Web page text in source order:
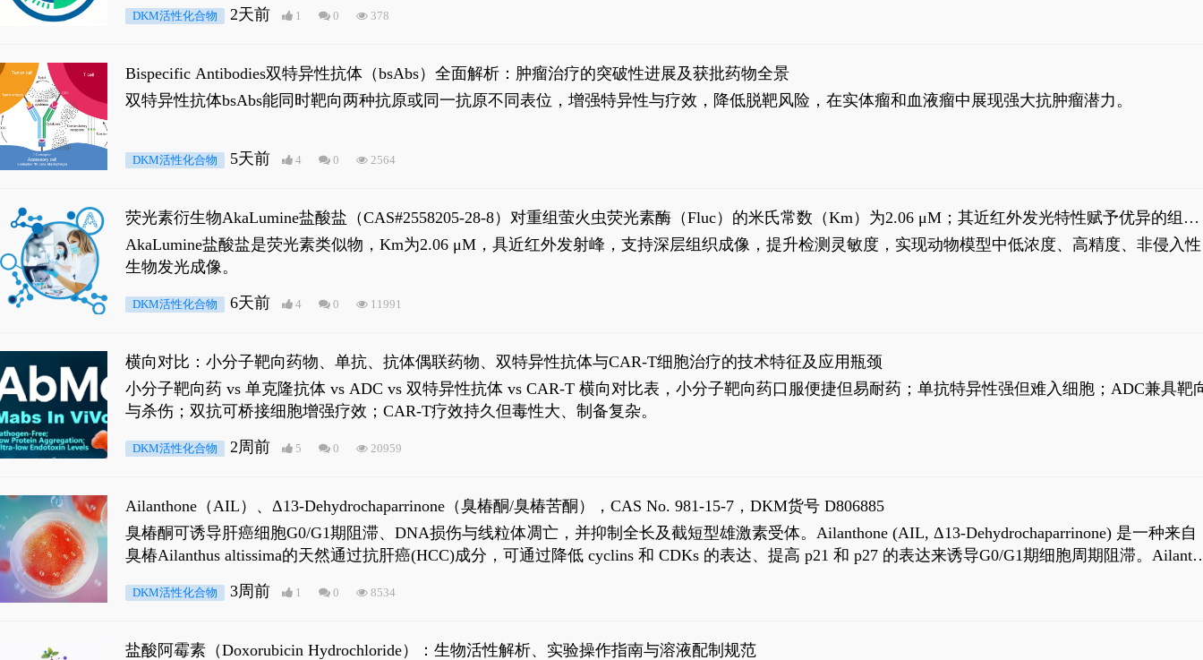
DKM活性化合物 2天前 1 0 378
Bispecific Antibodies双特异性抗体（bsAbs）全面解析：肿瘤治疗的突破性进展及获批药物全景
双特异性抗体bsAbs能同时靶向两种抗原或同一抗原不同表位，增强特异性与疗效，降低脱靶风险，在实体瘤和血液瘤中展现强大抗肿瘤潜力。
DKM活性化合物 5天前 4 0 2564
荧光素衍生物AkaLumine盐酸盐（CAS#2558205-28-8）对重组萤火虫荧光素酶（Fluc）的米氏常数（Km）为2.06 μM；其近红外发光特性赋予优异的组织
穿透能力，大幅增强成像信噪比，从而实现活体动物模型中极低给药剂量下的高灵敏度、非侵入式生物发光动态追踪。
AkaLumine盐酸盐是荧光素类似物，Km为2.06 μM，具近红外发射峰，支持深层组织成像，提升检测灵敏度，实现动物模型中低浓度、高精度、非侵入性
生物发光成像。
DKM活性化合物 6天前 4 0 11991
横向对比：小分子靶向药物、单抗、抗体偶联药物、双特异性抗体与CAR-T细胞治疗的技术特征及应用瓶颈
小分子靶向药 vs 单克隆抗体 vs ADC vs 双特异性抗体 vs CAR-T 横向对比表，小分子靶向药口服便捷但易耐药；单抗特异性强但难入细胞；ADC兼具靶
与杀伤；双抗可桥接细胞增强疗效；CAR-T疗效持久但毒性大、制备复杂。
DKM活性化合物 2周前 5 0 20959
Ailanthone（AIL）、Δ13-Dehydrochaparrinone（臭椿酮/臭椿苦酮），CAS No. 981-15-7，DKM货号 D806885
臭椿酮可诱导肝癌细胞G0/G1期阻滞、DNA损伤与线粒体凋亡，并抑制全长及截短型雄激素受体。Ailanthone (AIL, Δ13-Dehydrochaparrinone) 是一种来自
臭椿Ailanthus altissima的天然通过抗肝癌(HCC)成分，可通过降低 cyclins 和 CDKs 的表达、提高 p21 和 p27 的表达来诱导G0/G1期细胞周期阻滞。
是全长 Androgen Receptor (AR-FL)和组成型活性截断AR剪接变体(AR-Vs, AR1-651)的抑制剂，对应的IC50值分别为69 nM和309 nM。
DKM活性化合物 3周前 1 0 8534
盐酸阿霉素（Doxorubicin Hydrochloride）：生物活性解析、实验操作指南与溶液配制规范